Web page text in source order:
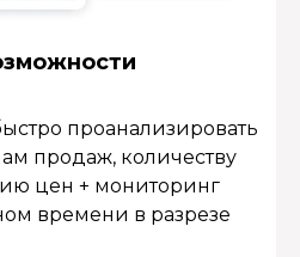
проанализировать
продаж, количеству
цен + мониторинг
времени в разрезе